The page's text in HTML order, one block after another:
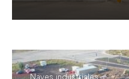
Naves industriales